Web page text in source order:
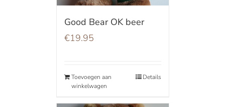
Good Bear OK beer
€19.95
Toevoegen aan
winkelwagen
Details